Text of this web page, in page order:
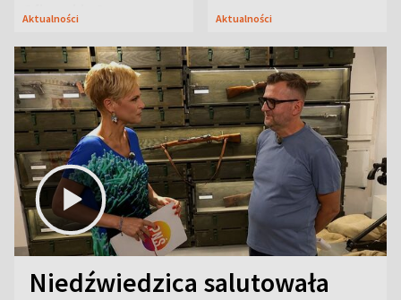
Oficerskim?
Aktualności Aktualności
Niedźwiedzica salutowała